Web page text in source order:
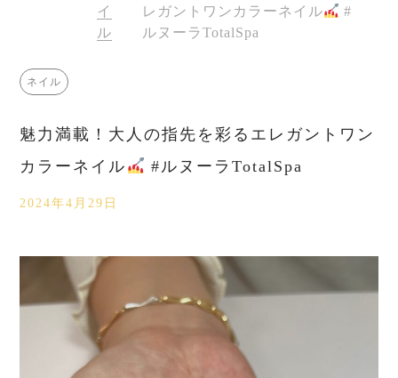
イ
ル
レガントワンカラーネイル
#
ルヌーラTotalSpa
ネイル
魅力満載！大人の指先を彩るエレガントワン
カラーネイル
#ルヌーラTotalSpa
2024年4月29日